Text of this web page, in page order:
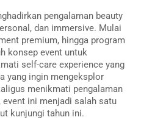
pengalaman beauty
dan immersive. Mulai
premium, hingga program
konsep event untuk
self-care experience yang
yang ingin mengeksplor
menikmati pengalaman
ini menjadi salah satu
kunjungi tahun ini.